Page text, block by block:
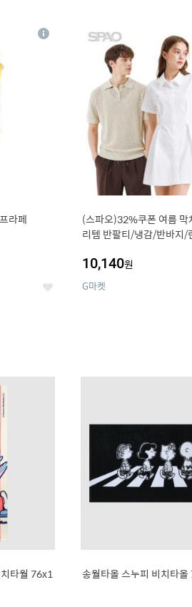
라페
좋
상
(스파오)32%쿠폰 여름 막
리템 반팔티/냉감/반바지
10,140원
G마켓
타월 76x1
송월타올 스누피 비치타